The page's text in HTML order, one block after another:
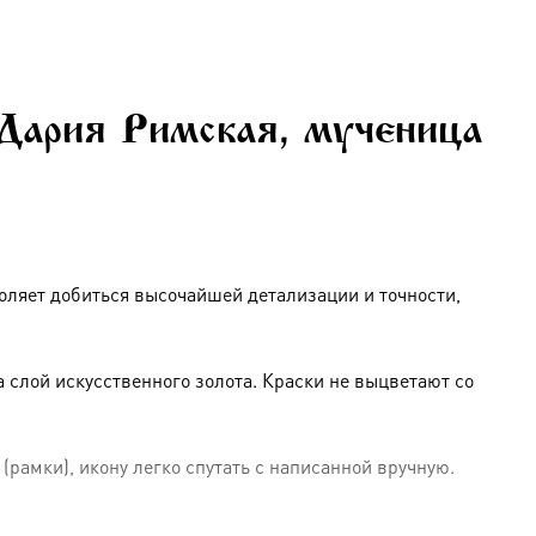
Римская, мученица
добиться высочайшей детализации и точности,
искусственного золота. Краски не выцветают со
икону легко спутать с написанной вручную.